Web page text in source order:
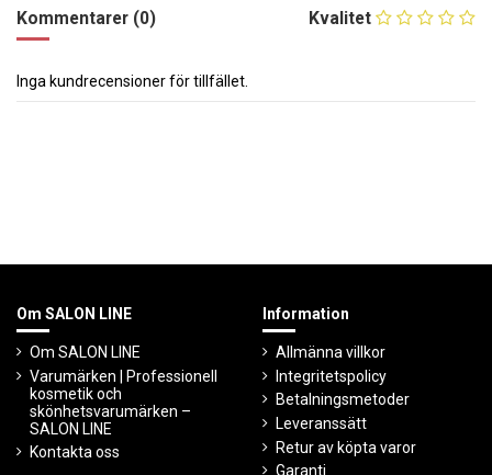
Kvalitet
Kommentarer (0)
Inga kundrecensioner för tillfället.
Om SALON LINE
Om SALON LINE
Varumärken | Professionell
kosmetik och
skönhetsvarumärken –
SALON LINE
Kontakta oss
Information
Allmänna villkor
Integritetspolicy
Betalningsmetoder
Leveranssätt
Retur av köpta varor
Garanti